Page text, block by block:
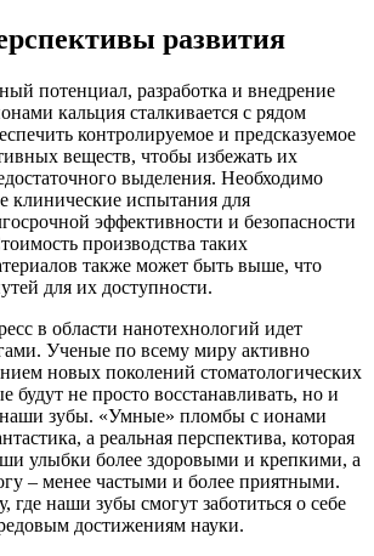
развития
потенциал, разработка и внедрение
кальция сталкивается с рядом
контролируемое и предсказуемое
веществ, чтобы избежать их
выделения. Необходимо
клинические испытания для
эффективности и безопасности
производства таких
также может быть выше, что
для их доступности.
в области нанотехнологий идет
Ученые по всему миру активно
новых поколений стоматологических
будут не просто восстанавливать, но и
зубы. «Умные» пломбы с ионами
а реальная перспектива, которая
улыбки более здоровыми и крепкими, а
– менее частыми и более приятными.
где наши зубы смогут заботиться о себе
достижениям науки.